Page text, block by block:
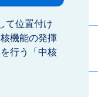
て位置付け
機能の発揮
行う「中核